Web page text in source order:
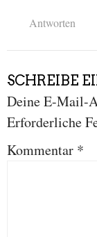
Antworten
SCHREIBE
Deine E-Mail-
Erforderliche
Kommentar *